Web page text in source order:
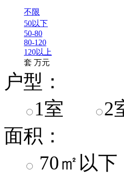
不限
50以下
50-80
80-120
120以上
套 万元
户型：
1室
2
面积：
70㎡以